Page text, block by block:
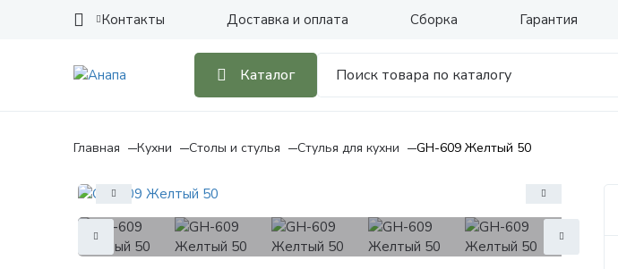
Контакты Доставка и оплата Сборка Гарантия
Каталог
Главная Кухни Столы и стулья Стулья для кухни GH-609 Желтый 50